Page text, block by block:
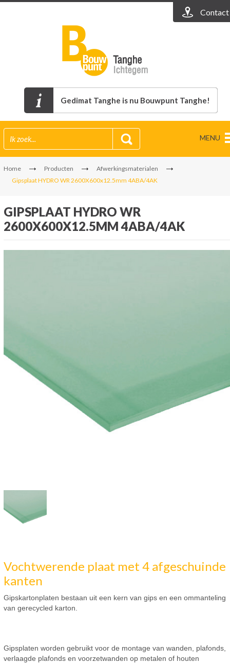
Contact
Gedimat Tanghe is nu Bouwpunt Tanghe!
MENU
Home Producten
Afwerkingsmaterialen
Gipsplaat HYDRO WR 2600X600x12.5mm 4ABA/4AK
GIPSPLAAT HYDRO WR
2600X600X12.5MM 4ABA/4AK
Vochtwerende plaat met 4 afgeschuinde
kanten
Gipskartonplaten bestaan uit een kern van gips en een ommanteling
van gerecycled karton.
Gipsplaten worden gebruikt voor de montage van wanden, plafonds,
verlaagde plafonds en voorzetwanden op metalen of houten